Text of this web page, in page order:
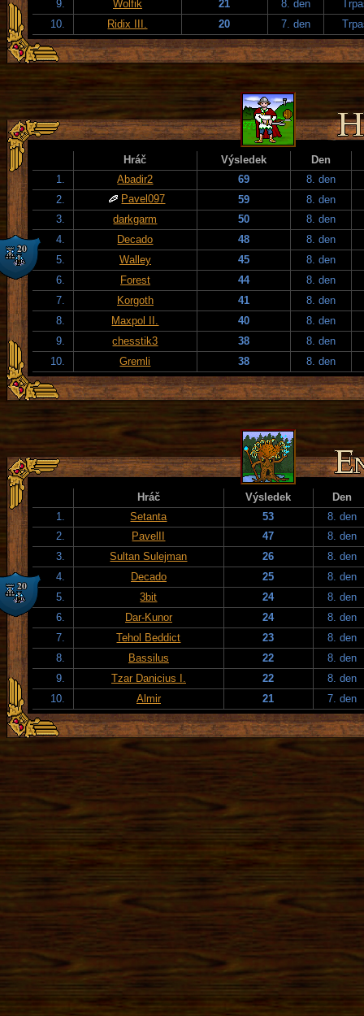
9.
Wolfik 21 8. den
10.
Ridix III. 20 7. den
Hráč Výsledek
Den
1.
Abadir2 69
8. den
2.
Pavel097 59
8. den
3.
darkgarm 50
8. den
4.
Decado 48
8. den
5.
Walley 45
8. den
6.
Forest 44
8. den
7.
Korgoth 41
8. den
8.
Maxpol II. 40
8. den
9.
chesstik3 38
8. den
10.
Gremli 38 8. den
Hráč Výsledek
Den
1.
Setanta 53
8. den
2.
PavelII 47
8. den
3.
Sultan Sulejman 26
8. den
4.
Decado 25
8. den
5.
3bit 24
8. den
6.
Dar-Kunor 24
8. den
7.
Tehol Beddict 23
8. den
8.
Bassilus 22
8. den
9.
Tzar Danicius I. 22
8. den
10.
Almir 21 7. den